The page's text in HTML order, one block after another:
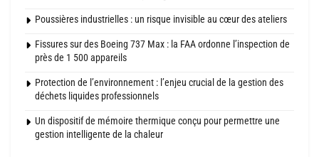
Poussières industrielles : un risque invisible au cœur des ateliers
Fissures sur des Boeing 737 Max : la FAA ordonne l’inspection de
près de 1 500 appareils
Protection de l’environnement : l’enjeu crucial de la gestion des
déchets liquides professionnels
Un dispositif de mémoire thermique conçu pour permettre une
gestion intelligente de la chaleur